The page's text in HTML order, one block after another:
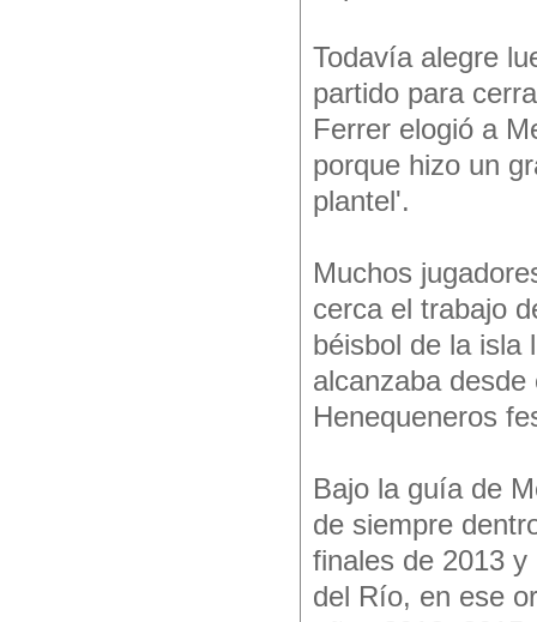
Todavía alegre
partido para
Ferrer elogió a
porque hizo un
plantel'.
Muchos
cerca el trabajo
béisbol de la isla
alcanzaba
Henequeneros
Bajo la guía de
de siempre
finales de 2013
del Río, en ese